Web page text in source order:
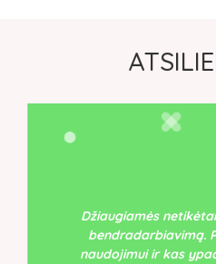
Džiaugiamės
bendradarbiavimą.
naudojimui ir kas